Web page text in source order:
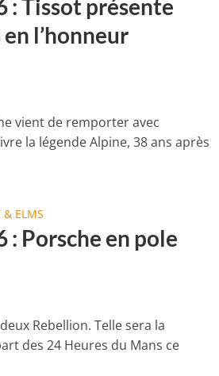
: Tissot présente
l’honneur
vient de remporter avec
la légende Alpine, 38 ans après
& ELMS
: Porsche en pole
Rebellion. Telle sera la
des 24 Heures du Mans ce